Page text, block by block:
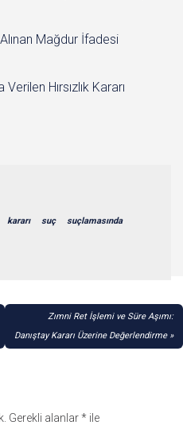
Mağdur İfadesi
Hırsızlık Kararı
kararı suç suçlamasında
Zımni Ret İşlemi ve Süre Aşımı:
Danıştay Kararı Üzerine Değerlendirme
Gerekli alanlar* ile